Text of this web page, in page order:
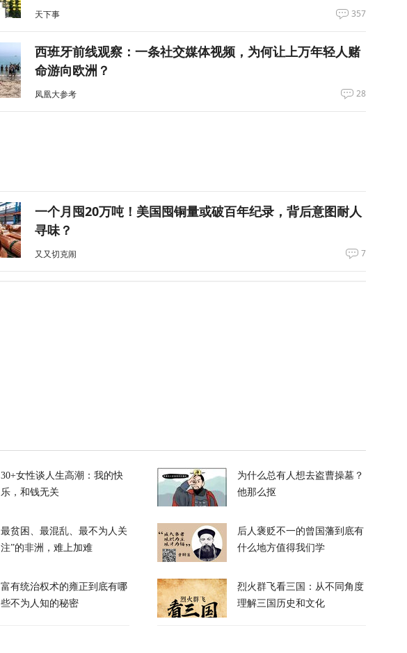
天下事 357
西班牙前线观察：一条社交媒体视频，为何让上万年轻人赌
命游向欧洲？
凤凰大参考 28
一个月囤20万吨！美国囤铜量或破百年纪录，背后意图耐人
寻味？
又又切克闹 7
风声丨“冯院长看上你了”，背后有大问题
风声
炸河床、停核电、运费暴涨……百年一遇大旱席卷欧洲重创
30+女性谈人生高潮：我的快
乐，和钱无关
为什么总有人想去盗曹操墓？
他那么抠
最贫困、最混乱、最不为人关
注”的非洲，难上加难
后人褒贬不一的曾国藩到底有
什么地方值得我们学
富有统治权术的雍正到底有哪
些不为人知的秘密
烈火群飞看三国：从不同角度
理解三国历史和文化